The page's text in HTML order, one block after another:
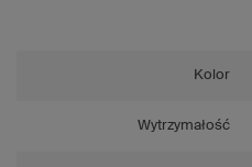
Kolor
Wytrzymałość